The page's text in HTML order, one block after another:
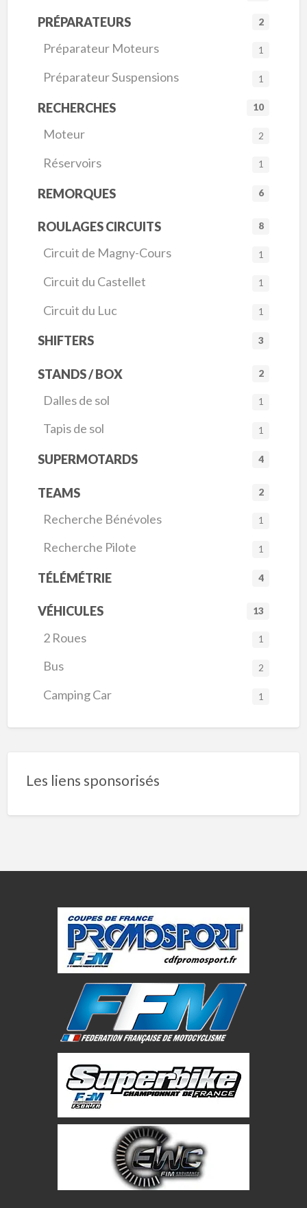
PRÉPARATEURS 2
Préparateur Moteurs 1
Préparateur Suspensions 1
RECHERCHES 10
Moteur 2
Réservoirs 1
REMORQUES 6
ROULAGES CIRCUITS 8
Circuit de Magny-Cours 1
Circuit du Castellet 1
Circuit du Luc 1
SHIFTERS 3
STANDS / BOX 2
Dalles de sol 1
Tapis de sol 1
SUPERMOTARDS 4
TEAMS 2
Recherche Bénévoles 1
Recherche Pilote 1
TÉLÉMÉTRIE 4
VÉHICULES 13
2 Roues 1
Bus 2
Camping Car 1
Les liens sponsorisés